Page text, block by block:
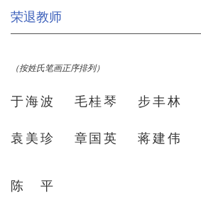
荣退教师
（按姓氏笔画正序排列）
于海波 毛桂琴 步丰林
袁美珍 章国英 蒋建伟
陈平